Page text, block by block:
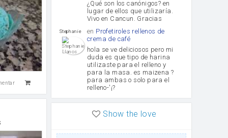
¿Qué son los canónigos? en
lugar de ellos que utilizaría.
Vivo en Cancun. Gracias
Stephanie Llanos
en Profetiroles rellenos de
crema de café
hola se ve deliciosos pero mi
duda es que tipo de harina
utilizaste para el relleno y
para la masa. es maizena ?
para ambas o solo para el
relleno-'¡?
Show the love